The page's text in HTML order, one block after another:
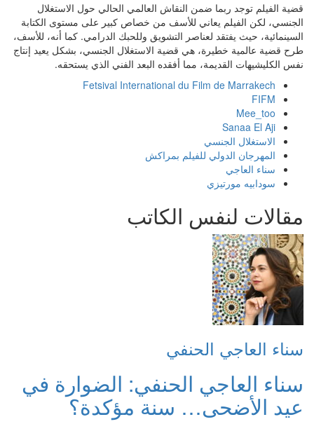
قضية الفيلم توجد ربما ضمن النقاش العالمي الحالي حول الاستغلال
الجنسي، لكن الفيلم يعاني للأسف من خصاص كبير على مستوى الكتابة
السينمائية، حيث يفتقد لعناصر التشويق وللحبك الدرامي. كما أنه، للأسف،
طرح قضية عالمية خطيرة، هي قضية الاستغلال الجنسي، بشكل يعيد إنتاج
نفس الكليشيهات القديمة، مما أفقده البعد الفني الذي يستحقه.
Fetsival International du Film de Marrakech
FIFM
Mee_too
Sanaa El Aji
الاستغلال الجنسي
المهرجان الدولي للفيلم بمراكش
سناء العاجي
سودابيه مورتيزي
مقالات لنفس الكاتب
سناء العاجي الحنفي
سناء العاجي الحنفي: الضوارة في
عيد الأضحى… سنة مؤكدة؟